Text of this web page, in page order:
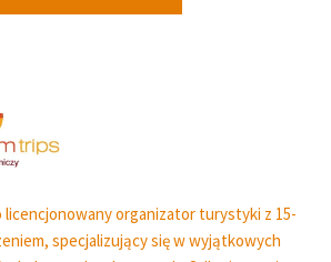
licencjonowany organizator turystyki z 15-
specjalizujący się w wyjątkowych